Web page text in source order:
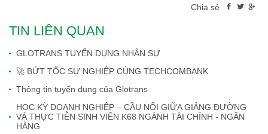
Chia sẻ
TIN LIÊN QUAN
GLOTRANS TUYỂN DỤNG NHÂN SỰ
🚀 BỨT TỐC SỰ NGHIỆP CÙNG TECHCOMBANK
Thông tin tuyển dụng của Glotrans
HỌC KỲ DOANH NGHIỆP – CẦU NỐI GIỮA GIẢNG ĐƯỜNG
VÀ THỰC TIỄN SINH VIÊN K68 NGÀNH TÀI CHÍNH - NGÂN
HÀNG